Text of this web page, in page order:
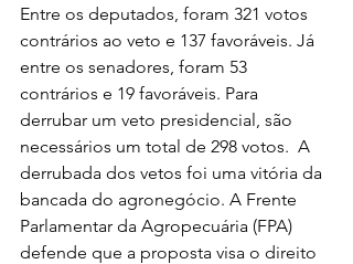
Entre os deputados, foram 321 votos
contrários ao veto e 137 favoráveis. Já
entre os senadores, foram 53
contrários e 19 favoráveis. Para
derrubar um veto presidencial, são
necessários um total de 298 votos.  A
derrubada dos vetos foi uma vitória da
bancada do agronegócio. A Frente
Parlamentar da Agropecuária (FPA)
defende que a proposta visa o direito